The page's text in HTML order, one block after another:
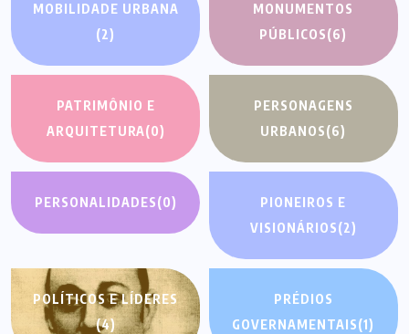
MOBILIDADE URBANA
(2)
MONUMENTOS
PÚBLICOS(6)
PATRIMÔNIO E
ARQUITETURA(0)
PERSONAGENS
URBANOS(6)
PERSONALIDADES(0)
PIONEIROS E
VISIONÁRIOS(2)
POLÍTICOS E LÍDERES
(4)
PRÉDIOS
GOVERNAMENTAIS(1)